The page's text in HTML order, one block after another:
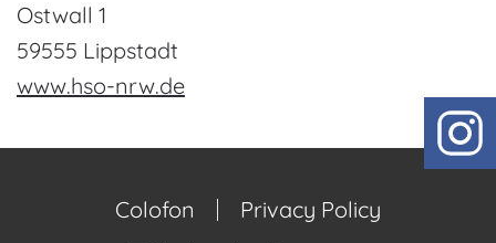
Ostwall 1
59555 Lippstadt
www.hso-nrw.de
Colofon
Privacy Policy